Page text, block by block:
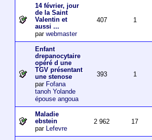
14 février, jour
de la Saint
Valentin et
aussi ...
par webmaster
407 1
Enfant
drepanocytaire
opéré d une
TGV présentant
une stenose
par Fofana
tanoh Yolande
épouse angoua
393 1
Maladie
ebstein
par Lefevre
2 962 17